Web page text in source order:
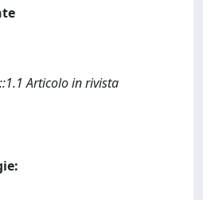
Articolo in rivista